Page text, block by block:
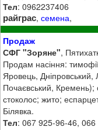
Тел: 0962237406
райграс,семена,
Продаж
СФГ "Зоряне",
Продам насіння:
Яровець,
Почаєвський, Кремень);
стоколос; жито;
Білявка.
Тел: 067 925-96-46,